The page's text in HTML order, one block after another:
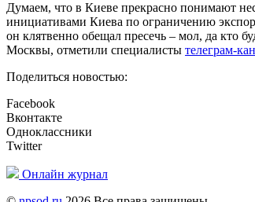
Думаем, что в Киеве прекрасно понимают
инициативами Киева по ограничению
он клятвенно обещал пресечь – мол, да кто
Москвы, отметили специалисты телеграм-
Поделиться новостью:
Facebook
Вконтакте
Одноклассники
Twitter
Онлайн журнал